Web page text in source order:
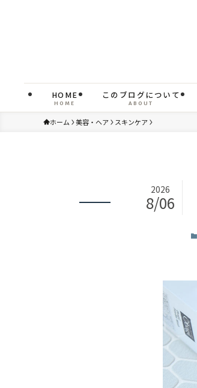
HOME
HOME
このブログについて
ABOUT
ホーム 美容・ヘア スキンケア
2026
8/06